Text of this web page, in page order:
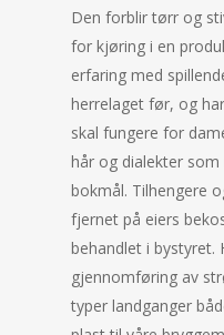
Den forblir tørr og
for kjøring i en
erfaring med
herrelaget før, og
skal fungere for
hår og dialekter
bokmål. Tilhengere
fjernet på eiers
behandlet i bystyret.
gjennomføring av
typer landganger